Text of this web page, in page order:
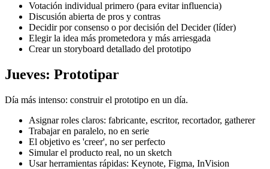
Votación individual primero (para evitar influencia)
Discusión abierta de pros y contras
Decidir por consenso o por decisión del Decider (líder)
Elegir la idea más prometedora y más arriesgada
Crear un storyboard detallado del prototipo
Jueves: Prototipar
Día más intenso: construir el prototipo en un día.
Asignar roles claros: fabricante, escritor, recortador, gatherer
Trabajar en paralelo, no en serie
El objetivo es 'creer', no ser perfecto
Simular el producto real, no un sketch
Usar herramientas rápidas: Keynote, Figma, InVision